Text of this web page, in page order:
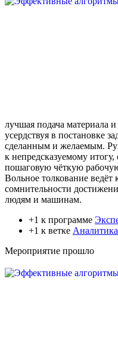
лучшая подача материала
усердствуя в постановке
сделанным и желаемым.
к непредсказуемому
пошаговую чёткую
Вольное толкование ведёт
сомнительности
людям и машинам.
+1 к программе
+1 к ветке Аналитика
Мероприятие прошло